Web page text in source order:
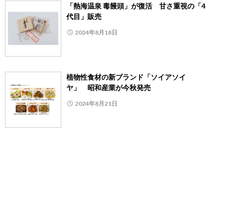
「熱海温泉 毒饅頭」が復活 甘さ重視の「4
代目」販売
2024年8月18日
植物性食材の新ブランド「ソイアソイ
ヤ」 昭和産業が今秋発売
2024年8月21日